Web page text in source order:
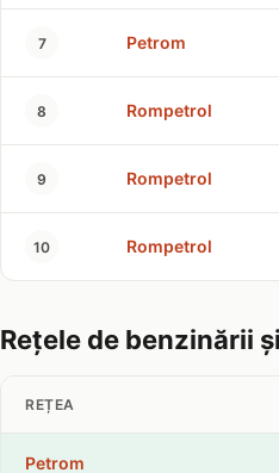
7 Petrom
8 Rompetrol
9 Rompetrol
10 Rompetrol
Rețele de benzinării
REȚEA
Petrom